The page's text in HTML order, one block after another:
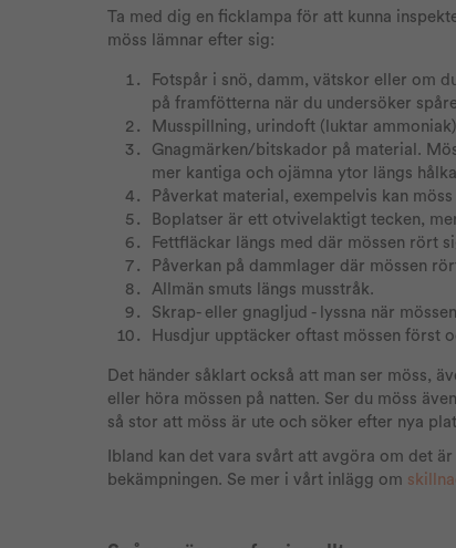
Ta med dig en ficklampa för att kunna
möss lämnar efter sig:
Fotspår i snö, damm, vätskor eller om
på framfötterna när du undersöker
Musspillning, urindoft (luktar
Gnagmärken/bitskador på material.
mer kantiga och ojämna ytor längs
Påverkat material, exempelvis kan
Boplatser är ett otvivelaktigt tecken,
Fettfläckar längs med där mössen rört
Påverkan på dammlager där mössen
Allmän smuts längs musstråk.
Skrap- eller gnagljud - lyssna när
Husdjur upptäcker oftast mössen först
Det händer såklart också att man ser möss,
eller höra mössen på natten. Ser du möss
så stor att möss är ute och söker efter nya
Ibland kan det vara svårt att avgöra om det
bekämpningen. Se mer i vårt inlägg om